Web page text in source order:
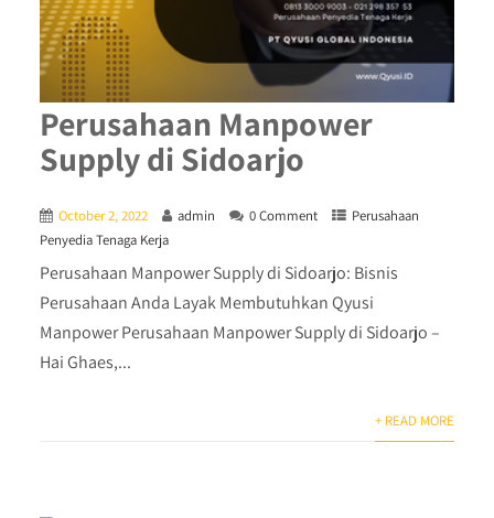
Perusahaan Manpower
Supply di Sidoarjo
October 2, 2022 admin 0 Comment
Perusahaan
Penyedia Tenaga Kerja
Perusahaan Manpower Supply di Sidoarjo: Bisnis
Perusahaan Anda Layak Membutuhkan Qyusi
Manpower Perusahaan Manpower Supply di Sidoarjo –
Hai Ghaes,...
+ READ MORE